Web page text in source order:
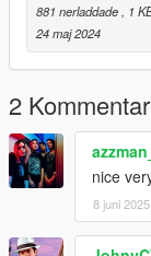
881 nerladdade
, 1
24 maj 2024
2
nice
8 juni 2025